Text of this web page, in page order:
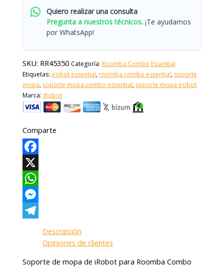
Quiero realizar una consulta
Pregunta a nuestros técnicos. ¡Te ayudamos
por WhatsApp!
SKU: RR45350 Categoría: Roomba Combo Essential
Etiquetas: irobot essential, roomba combo essential, soporte
mopa, soporte mopa combo essential, soporte mopa irobot
Marca: iRobot
Comparte
Facebook
X
WhatsApp
Messenger
Descripción
Opiniones de clientes
Soporte de mopa de iRobot para Roomba Combo